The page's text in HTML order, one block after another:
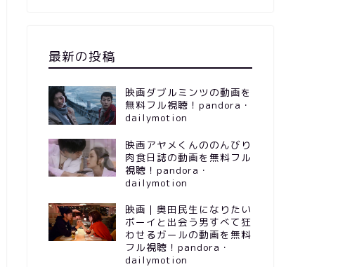
最新の投稿
映画ダブルミンツの動画を
無料フル視聴！pandora・
dailymotion
映画アヤメくんののんびり
肉食日誌の動画を無料フル
視聴！pandora・
dailymotion
映画｜奥田民生になりたい
ボーイと出会う男すべて狂
わせるガールの動画を無料
フル視聴！pandora・
dailymotion